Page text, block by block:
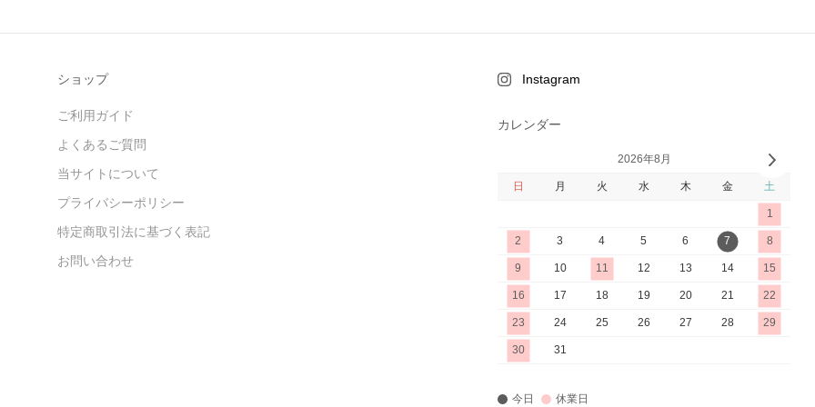
ショップ
ご利用ガイド
よくあるご質問
当サイトについて
プライバシーポリシー
特定商取引法に基づく表記
お問い合わせ
Instagram
カレンダー
2026年8月
日 月 火 水 木 金 土
1
2 3 4 5 6 7 8
9 10 11 12 13 14 15
16 17 18 19 20 21 22
23 24 25 26 27 28 29
30 31
今日 休業日